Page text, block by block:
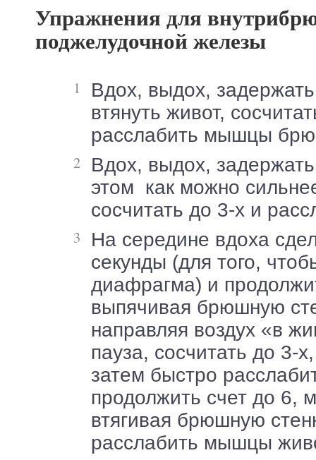
Упражнения для
поджелудочной железы
Вдох, выдох, задержать дыхание, плавно
втянуть живот,
расслабить мышцы
Вдох, выдох, задержать дыхание. При
этом как можно
сосчитать до 3-х и
На середине вдоха сделать паузу на 1–2
секунды (для того,
диафрагма) и
выпячивая брюшную
направляя воздух «в
пауза, сосчитать до 3-
затем быстро
продолжить счет до 6,
втягивая брюшную
расслабить мышцы